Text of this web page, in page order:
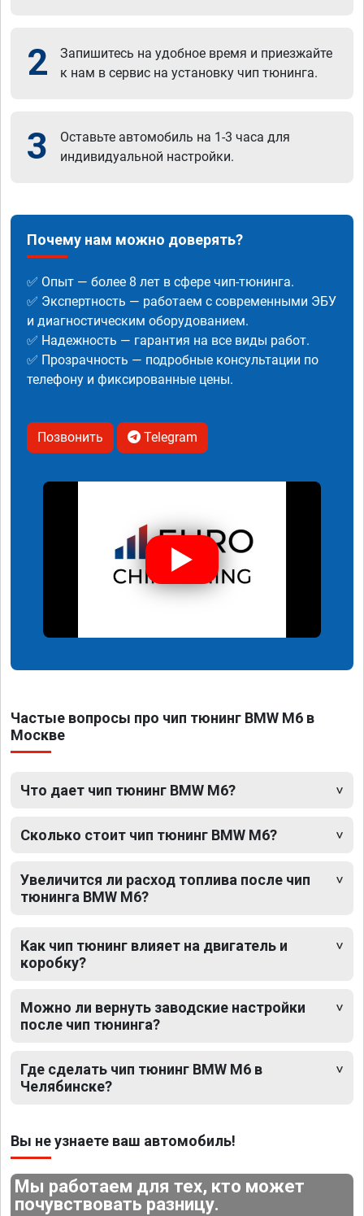
2
Запишитесь на удобное время и приезжайте
к нам в сервис на установку чип тюнинга.
3
Оставьте автомобиль на 1-3 часа для
индивидуальной настройки.
Почему нам можно доверять?
✅ Опыт — более 8 лет в сфере чип-тюнинга.
✅ Экспертность — работаем с современными ЭБУ
и диагностическим оборудованием.
✅ Надежность — гарантия на все виды работ.
✅ Прозрачность — подробные консультации по
телефону и фиксированные цены.
Позвонить Telegram
Частые вопросы про чип тюнинг BMW M6 в
Москве
Что дает чип тюнинг BMW M6?
Сколько стоит чип тюнинг BMW M6?
Увеличится ли расход топлива после чип
тюнинга BMW M6?
Как чип тюнинг влияет на двигатель и
коробку?
Можно ли вернуть заводские настройки
после чип тюнинга?
Где сделать чип тюнинг BMW M6 в
Челябинске?
Вы не узнаете ваш автомобиль!
Мы работаем для тех, кто может
почувствовать разницу.